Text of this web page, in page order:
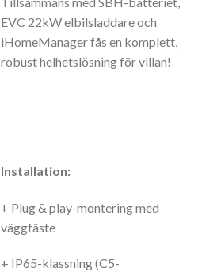
EVC 22kW elbilsladdare och
iHomeManager fås en komplett,
robust helhetslösning för villan!
Installation:
+ Plug & play-montering med
väggfäste
+ IP65-klassning (C5-